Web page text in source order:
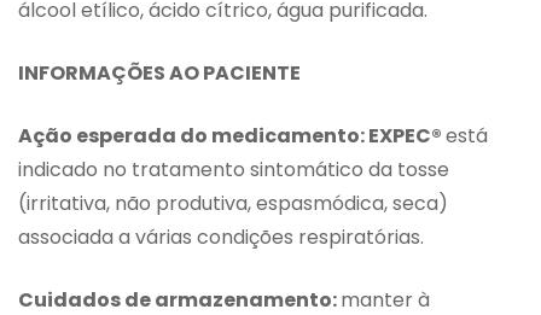
álcool etílico, ácido cítrico, água purificada.
INFORMAÇÕES AO PACIENTE
Ação esperada do medicamento: EXPEC®está
indicado no tratamento sintomático da tosse
(irritativa, não produtiva, espasmódica, seca)
associada a várias condições respiratórias.
Cuidados de armazenamento:manter à